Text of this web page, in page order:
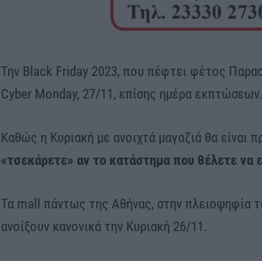
Την Black Friday 2023, που πέφτει φέτος
Cyber Monday, 27/11, επίσης ημέρα εκπτώσεων.
Καθώς η Κυριακή με ανοιχτά μαγαζιά θα είναι
«τσεκάρετε» αν το κατάστημα που θέλετε να
Τα mall πάντως της Αθήνας, στην πλειοψηφία
ανοίξουν κανονικά την Κυριακή 26/11.